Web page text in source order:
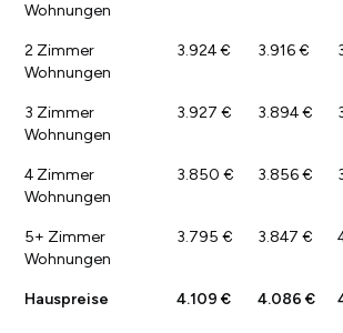
Wohnungen
2 Zimmer
Wohnungen
3.924 € 3.916 €
3 Zimmer
Wohnungen
3.927 € 3.894 €
4 Zimmer
Wohnungen
3.850 € 3.856 €
5+ Zimmer
Wohnungen
3.795 € 3.847 €
Hauspreise 4.109 € 4.086 €